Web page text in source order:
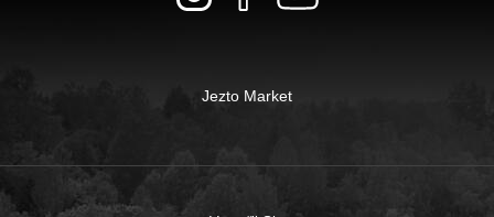
Jezto Market